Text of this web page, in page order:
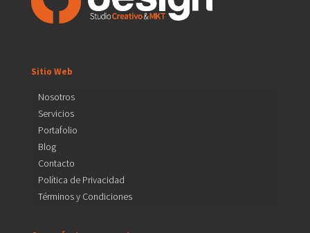
Sitio Web
Nosotros
Servicios
Portafolio
Blog
Contacto
Política de Privacidad
Términos y Condiciones